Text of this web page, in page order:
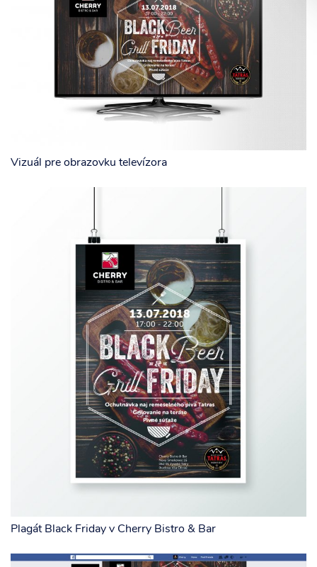
Vizuál pre obrazovku televízora
Plagát Black Friday v Cherry Bistro & Bar
ODOSLAŤ